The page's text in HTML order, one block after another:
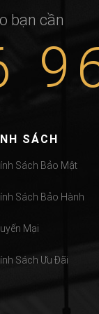
bạn cần
SÁCH
Sách Bảo Mật
Sách Bảo Hành
Mại
Sách Ưu Đãi